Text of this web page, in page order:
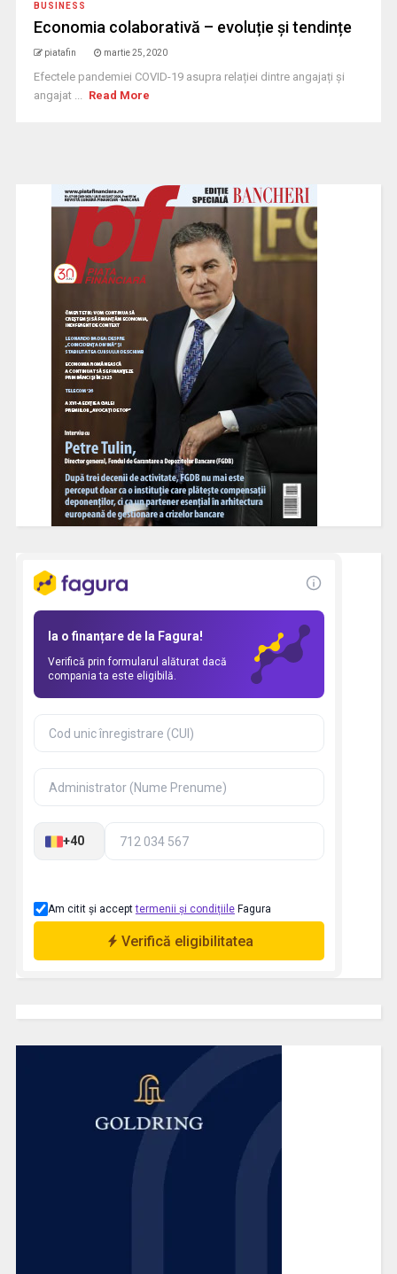
BUSINESS
Economia colaborativă – evoluție și tendințe
piatafin martie 25, 2020
Efectele pandemiei COVID-19 asupra relației dintre angajați și
angajat ... Read More